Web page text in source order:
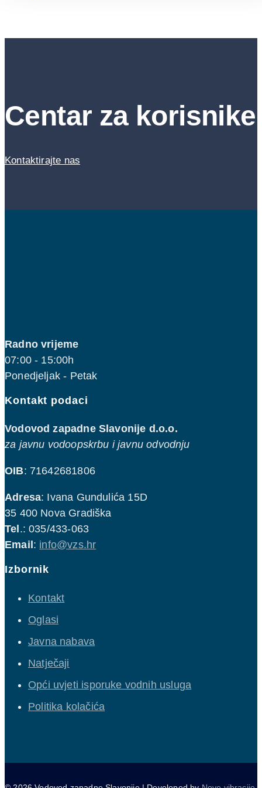
Centar za korisnike
Kontaktirajte nas
Radno vrijeme
07:00 - 15:00h
Ponedjeljak - Petak
Kontakt podaci
Vodovod zapadne Slavonije d.o.o.
za javnu vodoopskrbu i javnu odvodnju
OIB: 71642681806
Adresa: Ivana Gundulića 15D
35 400 Nova Gradiška
Tel .: 035/433-063
Email : info@vzs.hr
Izbornik
Kontakt
Oglasi
Javna nabava
Natječaji
Opći uvjeti isporuke vodnih usluga
Politika kolačića